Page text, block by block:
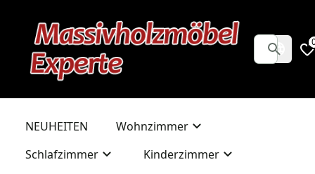
NEUHEITEN
Wohnzimmer
Schlafzimmer
Kinderzimmer